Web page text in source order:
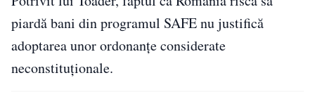
piardă bani din programul SAFE nu justifică
adoptarea unor ordonanțe considerate
neconstituționale.